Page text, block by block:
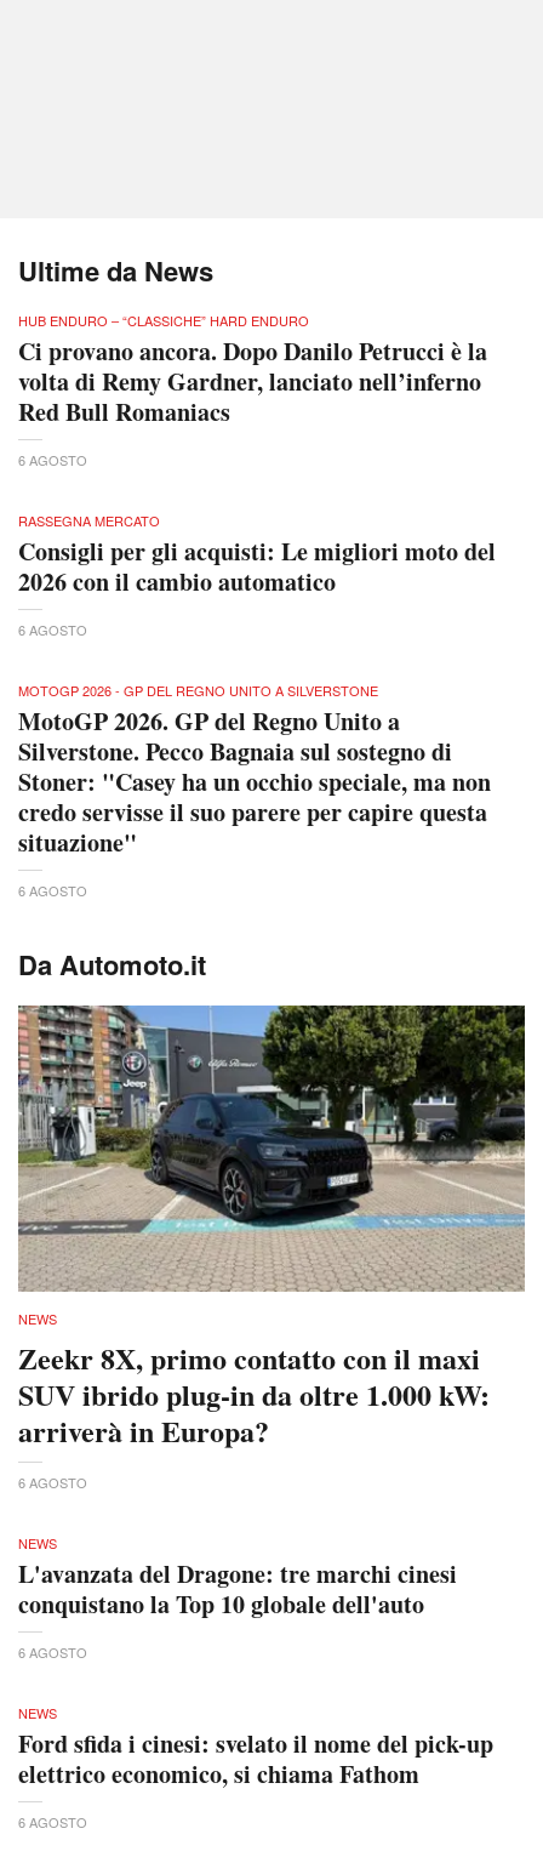
Ultime da News
HUB ENDURO – “CLASSICHE” HARD ENDURO
Ci provano ancora. Dopo Danilo Petrucci è la
volta di Remy Gardner, lanciato nell’inferno
Red Bull Romaniacs
6 AGOSTO
RASSEGNA MERCATO
Consigli per gli acquisti: Le migliori moto del
2026 con il cambio automatico
6 AGOSTO
MOTOGP 2026 - GP DEL REGNO UNITO A SILVERSTONE
MotoGP 2026. GP del Regno Unito a
Silverstone. Pecco Bagnaia sul sostegno di
Stoner: "Casey ha un occhio speciale, ma non
credo servisse il suo parere per capire questa
situazione"
6 AGOSTO
Da Automoto.it
NEWS
Zeekr 8X, primo contatto con il maxi
SUV ibrido plug-in da oltre 1.000 kW:
arriverà in Europa?
6 AGOSTO
NEWS
L'avanzata del Dragone: tre marchi cinesi
conquistano la Top 10 globale dell'auto
6 AGOSTO
NEWS
Ford sfida i cinesi: svelato il nome del pick-up
elettrico economico, si chiama Fathom
6 AGOSTO